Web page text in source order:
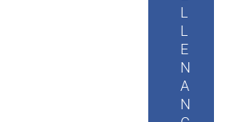
L
L
E
N
A
N